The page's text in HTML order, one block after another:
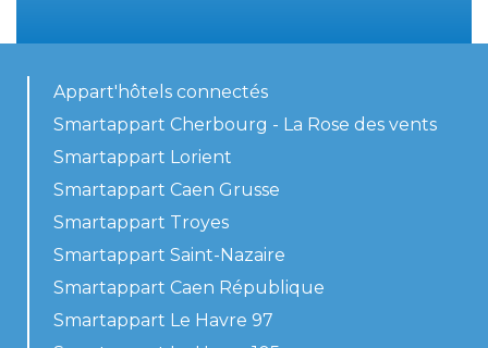
Appart'hôtels connectés
Smartappart Cherbourg - La Rose des vents
Smartappart Lorient
Smartappart Caen Grusse
Smartappart Troyes
Smartappart Saint-Nazaire
Smartappart Caen République
Smartappart Le Havre 97